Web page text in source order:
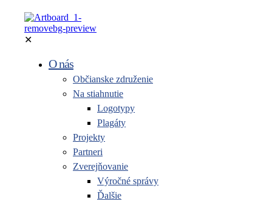
✕
O nás
Občianske združenie
Na stiahnutie
Logotypy
Plagáty
Projekty
Partneri
Zverejňovanie
Výročné správy
Ďalšie